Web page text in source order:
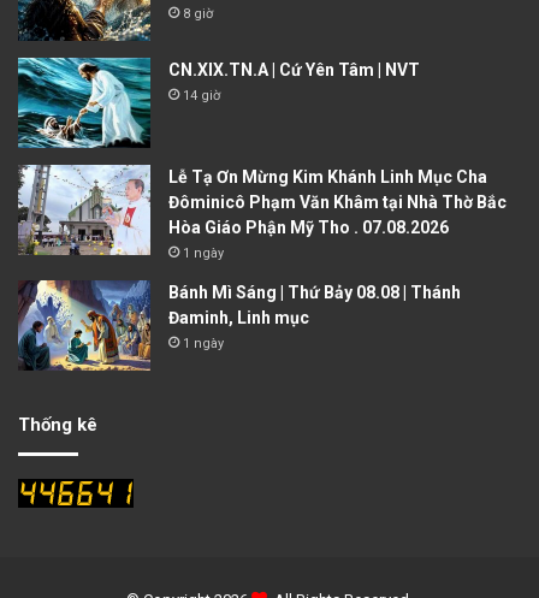
8 giờ
CN.XIX.TN.A | Cứ Yên Tâm | NVT
14 giờ
Lễ Tạ Ơn Mừng Kim Khánh Linh Mục Cha
Đôminicô Phạm Văn Khâm tại Nhà Thờ Bắc
Hòa Giáo Phận Mỹ Tho . 07.08.2026
1 ngày
Bánh Mì Sáng | Thứ Bảy 08.08 | Thánh
Đaminh, Linh mục
1 ngày
Thống kê